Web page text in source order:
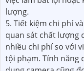
lượng.
5. Tiết kiệm chi phí
quan sát chất lượng
nhiều chi phí so với
tội phạm. Tính năng